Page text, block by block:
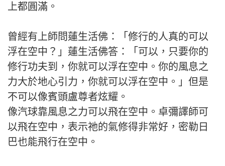
上都圓滿。
曾經有上師問蓮生活佛：「修行的人真的可以
浮在空中？」蓮生活佛答：「可以，只要你的
修行功夫到，你就可以浮在空中。你的風息之
力大於地心引力，你就可以浮在空中。」但是
不可以像賓頭盧尊者炫耀。
像汽球靠風息之力可以飛在空中。卓彌譯師可
以飛在空中，表示祂的氣修得非常好，密勒日
巴也能飛行在空中。